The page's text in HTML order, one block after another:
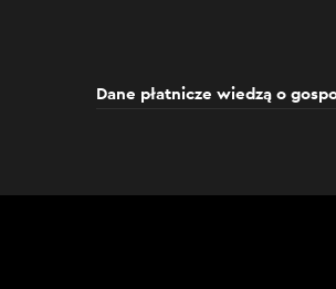
Dane płatnicze wiedzą o